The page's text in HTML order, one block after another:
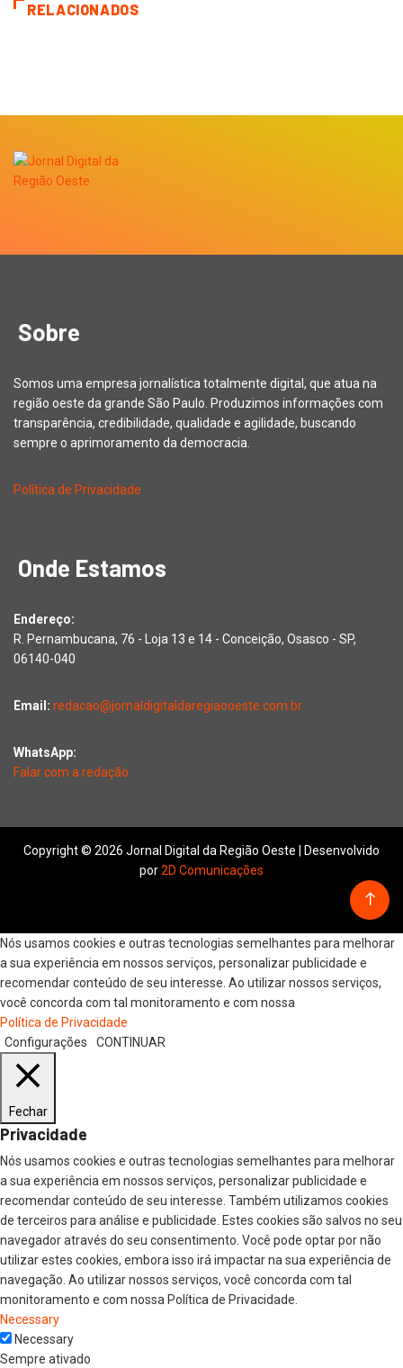
RELACIONADOS
Sobre
Somos uma empresa jornalística totalmente digital, que atua na
região oeste da grande São Paulo. Produzimos informações com
transparência, credibilidade, qualidade e agilidade, buscando
sempre o aprimoramento da democracia.
Política de Privacidade
Onde Estamos
Endereço:
R. Pernambucana, 76 - Loja 13 e 14 - Conceição, Osasco - SP,
06140-040
Email: redacao@jornaldigitaldaregiaooeste.com.br
WhatsApp:
Falar com a redação
Copyright © 2026 Jornal Digital da Região Oeste | Desenvolvido
por2D Comunicações
Nós usamos cookies e outras tecnologias semelhantes para melhorar
a sua experiência em nossos serviços, personalizar publicidade e
recomendar conteúdo de seu interesse. Ao utilizar nossos serviços,
você concorda com tal monitoramento e com nossa
Política de Privacidade
Configurações
CONTINUAR
Fechar
Privacidade
Nós usamos cookies e outras tecnologias semelhantes para melhorar
a sua experiência em nossos serviços, personalizar publicidade e
recomendar conteúdo de seu interesse. Também utilizamos cookies
de terceiros para análise e publicidade. Estes cookies são salvos no seu
navegador através do seu consentimento. Você pode optar por não
utilizar estes cookies, embora isso irá impactar na sua experiência de
navegação. Ao utilizar nossos serviços, você concorda com tal
monitoramento e com nossa Política de Privacidade.
Necessary
Necessary
Sempre ativado